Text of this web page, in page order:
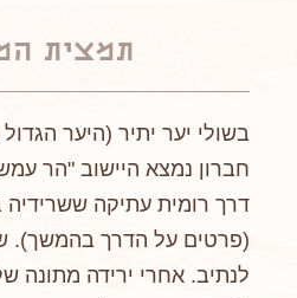
תמצית
בשולי יער יתיר (היער
חברון נמצא היישוב "הר
דרך רומית עתיקה
(פרטים על הדרך בהמשך).